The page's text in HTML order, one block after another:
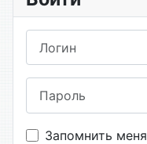
Запомнить меня